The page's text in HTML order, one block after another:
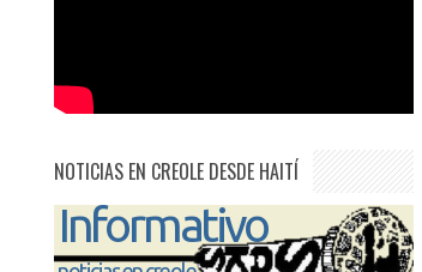
NOTICIAS EN CREOLE DESDE HAITÍ